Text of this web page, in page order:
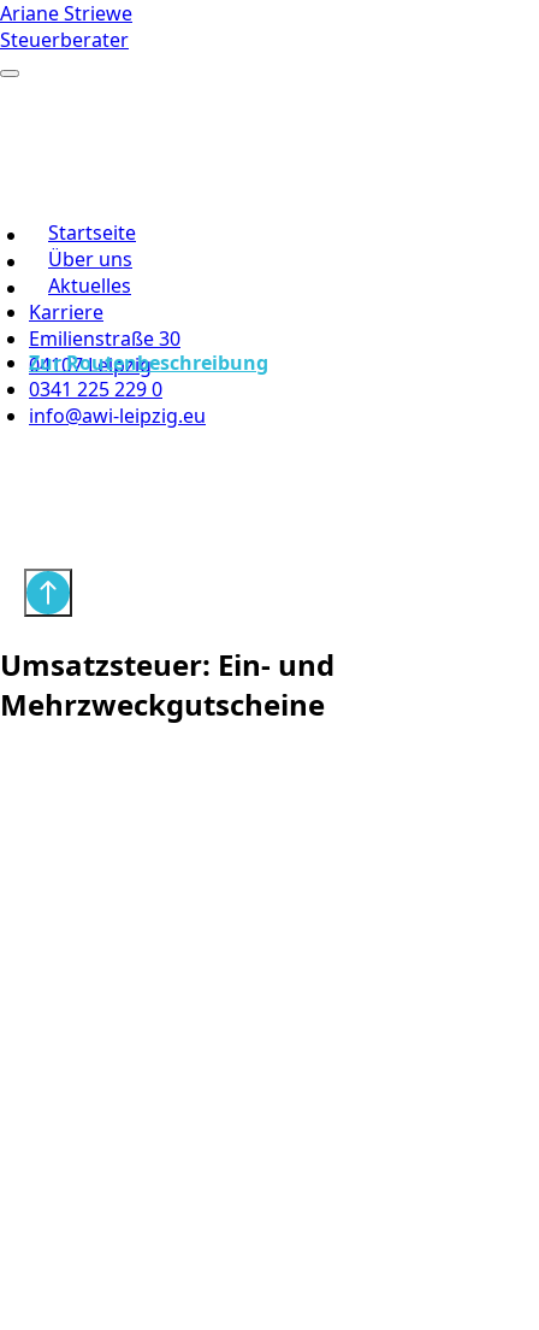
Ariane Striewe
Steuerberater
Startseite
Über uns
Aktuelles
Karriere
Emilienstraße 30
04107 Leipzig
Zur Routenbeschreibung
0341 225 229 0
info@awi-leipzig.eu
Umsatzsteuer: Ein- und
Mehrzweckgutscheine